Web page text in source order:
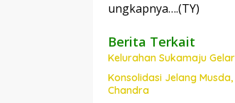
ungkapnya….(TY)
Berita Terkait
Kelurahan Sukamaju
Konsolidasi Jelang
Chandra